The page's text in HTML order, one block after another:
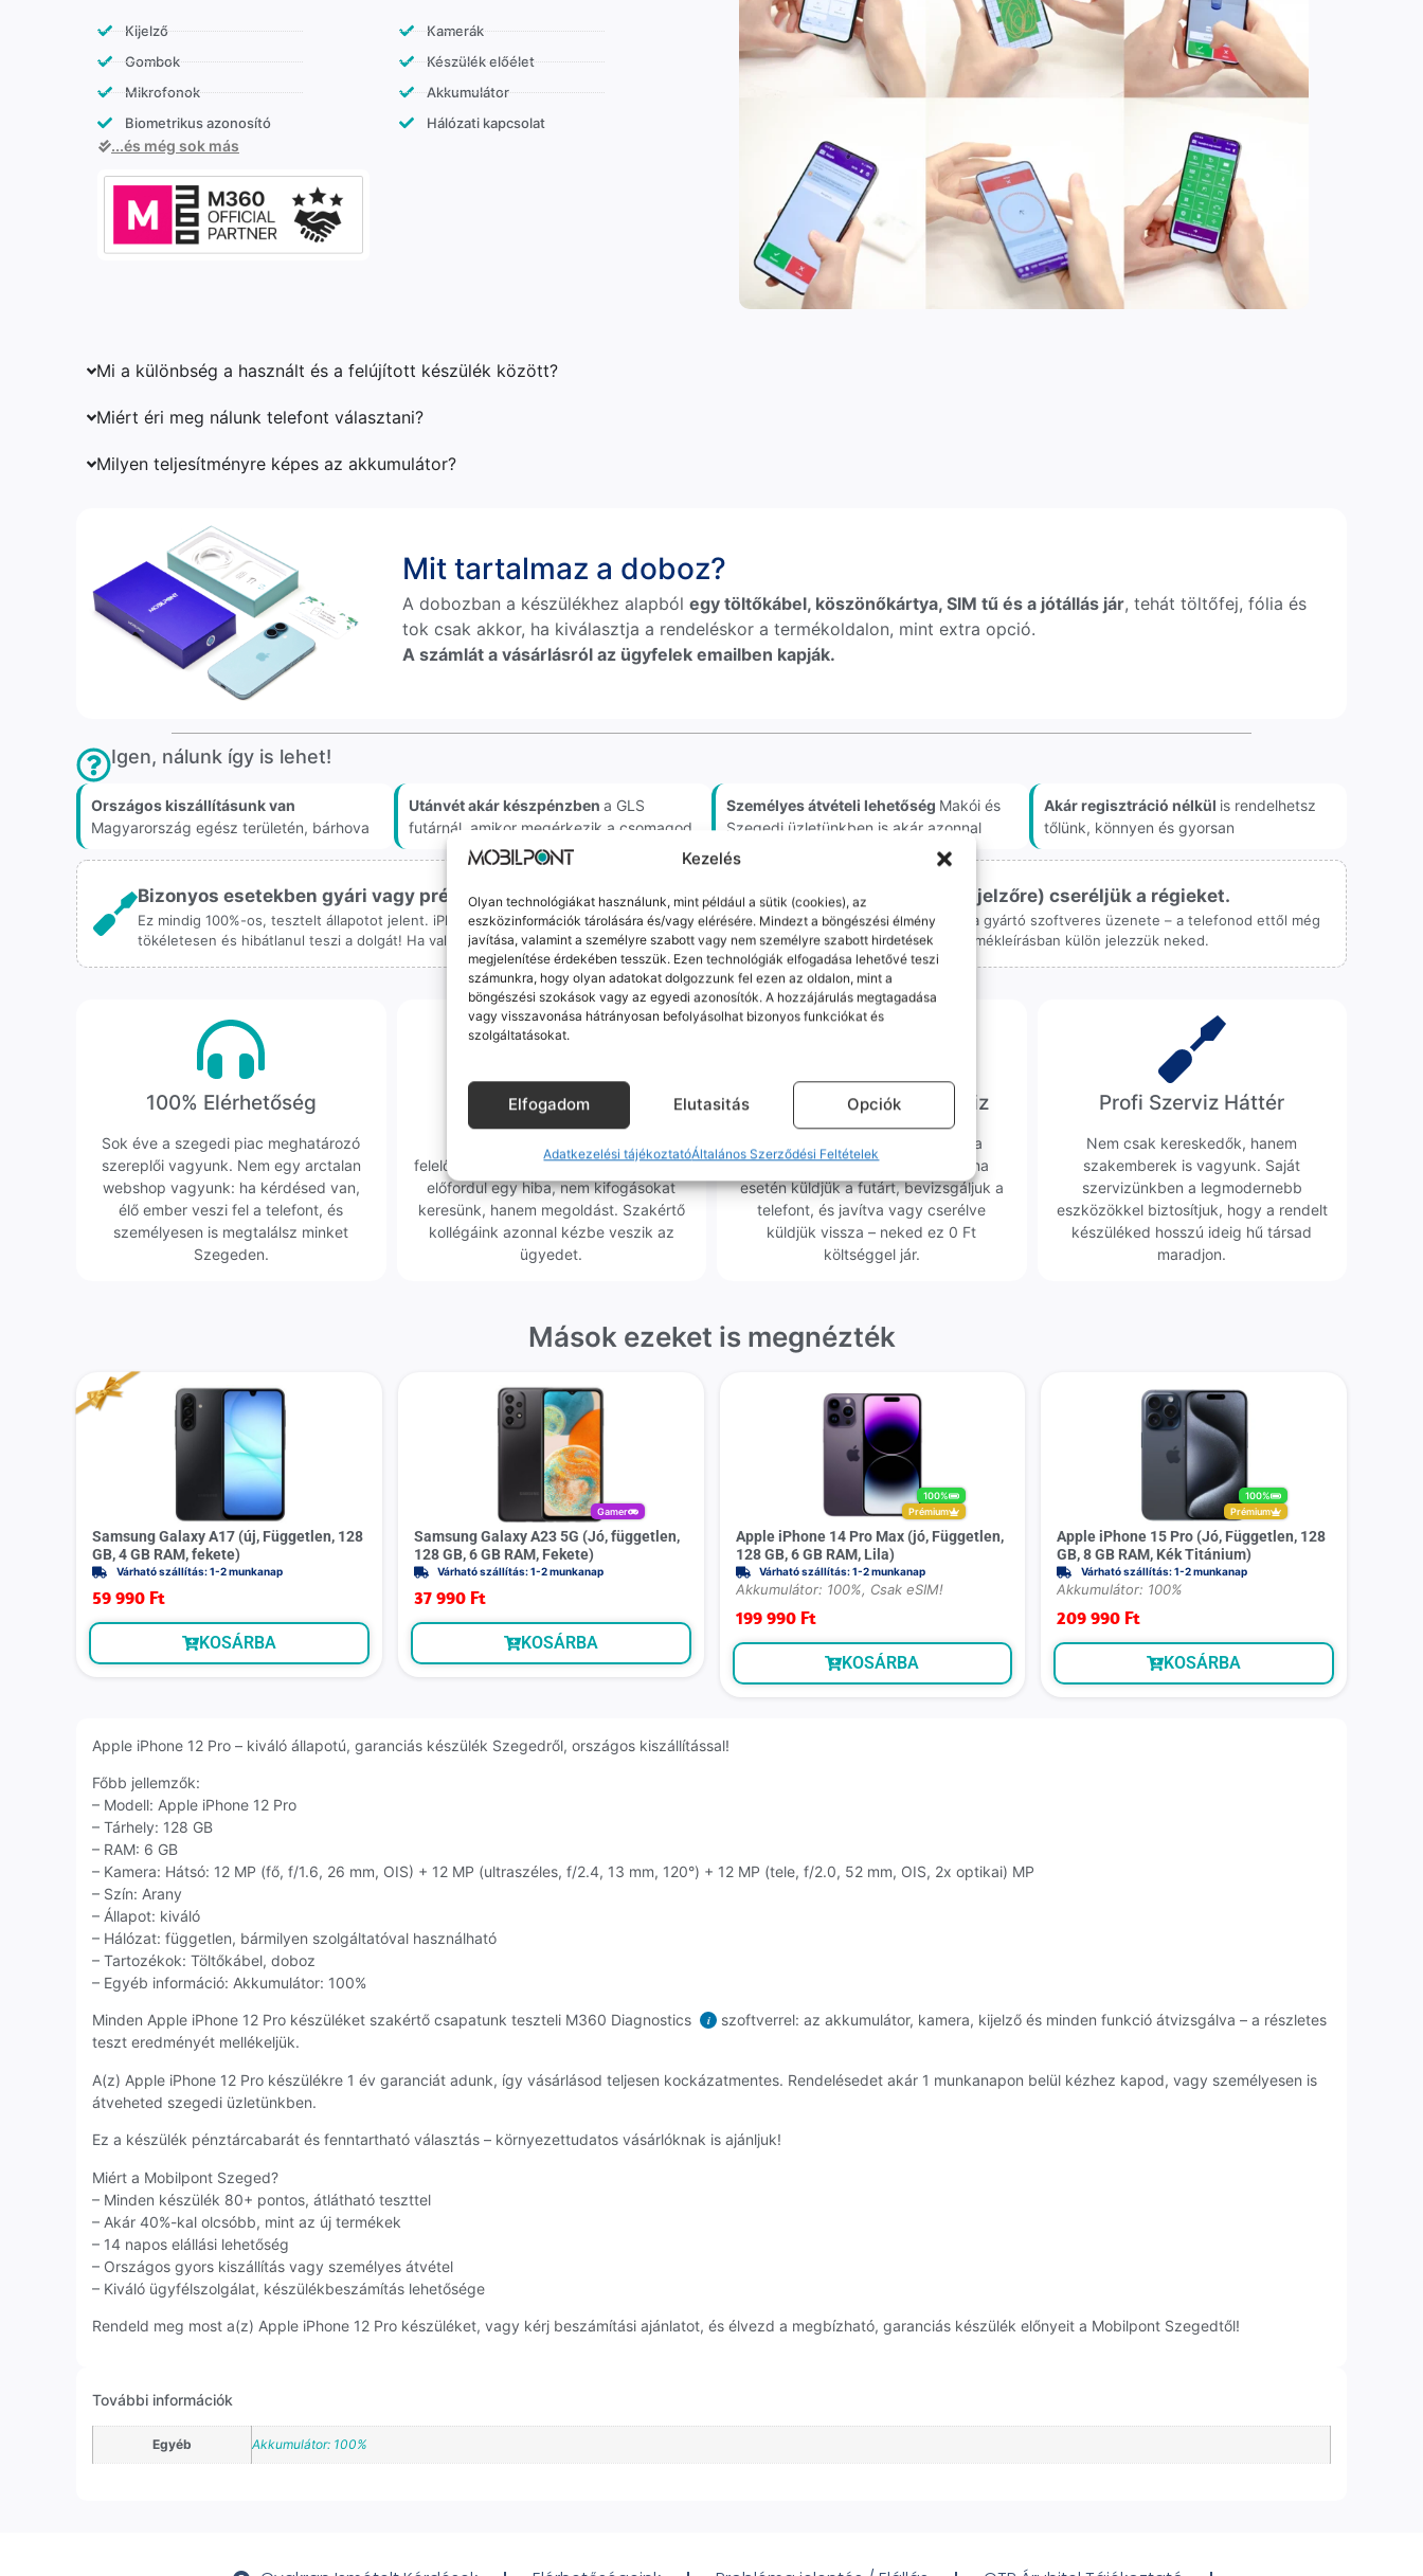
Kezelés
Olyan technológiákat használunk, mint például a sütik (cookies), az
eszközinformációk tárolására és/vagy elérésére. Mindezt a böngészési élmény
javítása, valamint a személyre szabott vagy nem személyre szabott hirdetések
megjelenítése érdekében tesszük. Ezen technológiák elfogadása lehetővé teszi
számunkra, hogy olyan adatokat dolgozzunk fel ezen az oldalon, mint a
böngészési szokások vagy az egyedi azonosítók. A hozzájárulás megtagadása
vagy visszavonása hátrányosan befolyásolhat bizonyos funkciókat és
szolgáltatásokat.
Elfogadom Elutasitás Opciók
Adatkezelési tájékoztatóÁltalános Szerződési Feltételek
Kijelző
Gombok
Mikrofonok
Biometrikus azonosító
Kamerák
Készülék előélet
Akkumulátor
Hálózati kapcsolat
...és még sok más
Mi a különbség a használt és a felújított készülék között?
Miért éri meg nálunk telefont választani?
Milyen teljesítményre képes az akkumulátor?
Mit tartalmaz a doboz?
A dobozban a készülékhez alapbólegy töltőkábel, köszönőkártya, SIM tű és a jótállás jár, tehát töltőfej, fólia és
tok csak akkor, ha kiválasztja a rendeléskor a termékoldalon, mint extra opció.
A számlát a vásárlásról az ügyfelek emailben kapják.
Igen, nálunk így is lehet!
Országos kiszállításunk van
Magyarország egész területén, bárhova
Utánvét akár készpénzben a GLS
futárnál, amikor megérkezik a csomagod
Személyes átvételi lehetőség Makói és
Szegedi üzletünkben is akár azonnal
Akár regisztráció nélkül is rendelhetsz
tőlünk, könnyen és gyorsan
Bizonyos esetekben gyári vagy prémium minőségű alkatrészekre (pl. új akkumulátorra vagy kijelzőre) cseréljük a régieket.
Ez mindig 100%-os, tesztelt állapotot jelent. iPhone-oknál előfordulhat az "Ismeretlen alkatrész" jelzés, de ne aggódj, ez csak a gyártó szoftveres üzenete – a telefonod ettől még
tökéletesen és hibátlanul teszi a dolgát! Ha valahol (pl. Samsung S-széria) a gyárinál rosszabb minőségű az alkatrész, azt a termékleírásban külön jelezzük neked.
100% Elérhetőség
Sok éve a szegedi piac meghatározó
szereplői vagyunk. Nem egy arctalan
webshop vagyunk: ha kérdésed van,
élő ember veszi fel a telefont, és
személyesen is megtalálsz minket
Szegeden.
Korrekt Ügyintézés
felelősségvállalás nálunk alap. Ha ritkán
előfordul egy hiba, nem kifogásokat
keresünk, hanem megoldást. Szakértő
kollégáink azonnal kézbe veszik az
ügyedet.
Ingyenes Futár & Szerviz
Ha messze laksz, mi megyünk a
készülékért. Garanciális probléma
esetén küldjük a futárt, bevizsgáljuk a
telefont, és javítva vagy cserélve
küldjük vissza – neked ez 0 Ft
költséggel jár.
Profi Szerviz Háttér
Nem csak kereskedők, hanem
szakemberek is vagyunk. Saját
szervizünkben a legmodernebb
eszközökkel biztosítjuk, hogy a rendelt
készüléked hosszú ideig hű társad
maradjon.
Mások ezeket is megnézték
Samsung Galaxy A17 (új, Független, 128
GB, 4 GB RAM, fekete)
Várható szállítás: 1-2 munkanap
59 990 Ft
KOSÁRBA
Gamer
Samsung Galaxy A23 5G (Jó, független,
128 GB, 6 GB RAM, Fekete)
Várható szállítás: 1-2 munkanap
37 990 Ft
KOSÁRBA
100%
Prémium
Apple iPhone 14 Pro Max (jó, Független,
128 GB, 6 GB RAM, Lila)
Várható szállítás: 1-2 munkanap
Akkumulátor: 100%, Csak eSIM!
199 990 Ft
KOSÁRBA
100%
Prémium
Apple iPhone 15 Pro (Jó, Független, 128
GB, 8 GB RAM, Kék Titánium)
Várható szállítás: 1-2 munkanap
Akkumulátor: 100%
209 990 Ft
KOSÁRBA
Apple iPhone 12 Pro – kiváló állapotú, garanciás készülék Szegedről, országos kiszállítással!
Főbb jellemzők:
– Modell: Apple iPhone 12 Pro
– Tárhely: 128 GB
– RAM: 6 GB
– Kamera: Hátsó: 12 MP (fő, f/1.6, 26 mm, OIS) + 12 MP (ultraszéles, f/2.4, 13 mm, 120°) + 12 MP (tele, f/2.0, 52 mm, OIS, 2x optikai) MP
– Szín: Arany
– Állapot: kiváló
– Hálózat: független, bármilyen szolgáltatóval használható
– Tartozékok: Töltőkábel, doboz
– Egyéb információ: Akkumulátor: 100%
Minden Apple iPhone 12 Pro készüléket szakértő csapatunk teszteli M360 Diagnostics i
szoftverrel: az akkumulátor, kamera, kijelző és minden funkció átvizsgálva – a részletes
teszt eredményét mellékeljük.
A(z) Apple iPhone 12 Pro készülékre 1 év garanciát adunk, így vásárlásod teljesen kockázatmentes. Rendelésedet akár 1 munkanapon belül kézhez kapod, vagy személyesen is
átveheted szegedi üzletünkben.
Ez a készülék pénztárcabarát és fenntartható választás – környezettudatos vásárlóknak is ajánljuk!
Miért a Mobilpont Szeged?
– Minden készülék 80+ pontos, átlátható teszttel
– Akár 40%-kal olcsóbb, mint az új termékek
– 14 napos elállási lehetőség
– Országos gyors kiszállítás vagy személyes átvétel
– Kiváló ügyfélszolgálat, készülékbeszámítás lehetősége
Rendeld meg most a(z) Apple iPhone 12 Pro készüléket, vagy kérj beszámítási ajánlatot, és élvezd a megbízható, garanciás készülék előnyeit a Mobilpont Szegedtől!
További információk
Egyéb Akkumulátor: 100%